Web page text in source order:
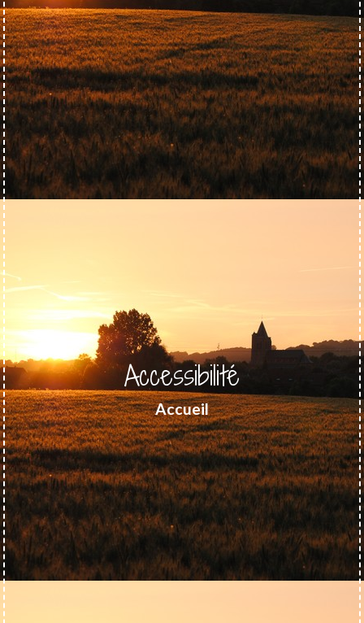
Accessibilité
Accueil